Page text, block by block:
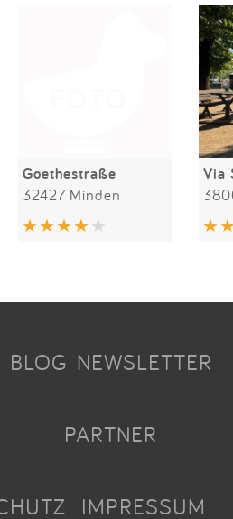
Goethestraße
32427 Minden
Via
BLOG NEWSLETTER
PARTNER
IMPRESSUM